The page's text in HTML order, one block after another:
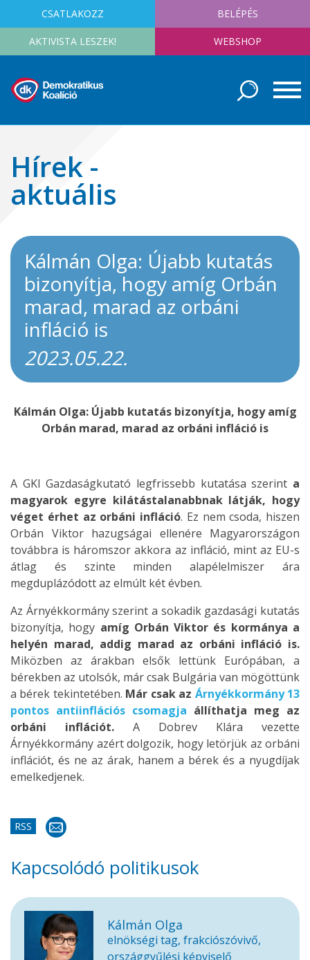
CSATLAKOZZ BELÉPÉS
AKTIVISTA LESZEK! WEBSHOP
Hírek -
aktuális
Kálmán Olga: Újabb kutatás
bizonyítja, hogy amíg Orbán
marad, marad az orbáni
infláció is
2023.05.22.
Kálmán Olga: Újabb kutatás bizonyítja, hogy amíg
Orbán marad, marad az orbáni infláció is
A GKI Gazdaságkutató legfrissebb kutatása szerint a
magyarok egyre kilátástalanabbnak látják, hogy
véget érhet az orbáni infláció. Ez nem csoda, hiszen
Orbán Viktor hazugságai ellenére Magyarországon
továbbra is háromszor akkora az infláció, mint az EU-s
átlag és szinte minden alapélelmiszer ára
megduplázódott az elmúlt két évben.
Az Árnyékkormány szerint a sokadik gazdasági kutatás
bizonyítja, hogy amíg Orbán Viktor és kormánya a
helyén marad, addig marad az orbáni infláció is.
Miközben az árakban elsők lettünk Európában, a
bérekben az utolsók, már csak Bulgária van mögöttünk
a bérek tekintetében. Már csak az Árnyékkormány 13
pontos antiinflációs csomagja állíthatja meg az
orbáni inflációt. A Dobrev Klára vezette
Árnyékkormány azért dolgozik, hogy letörjük az orbáni
inflációt, és ne az árak, hanem a bérek és a nyugdíjak
emelkedjenek.
RSS
Kapcsolódó politikusok
Kálmán Olga
elnökségi tag, frakciószóvivő,
országgyűlési képviselő